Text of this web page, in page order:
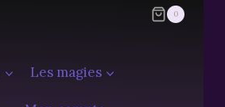
0
Les magies